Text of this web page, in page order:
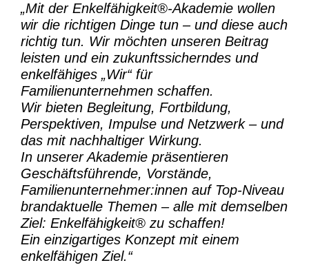
„Mit der Enkelfähigkeit®-Akademiewollen
wir die richtigen Dinge tun – und diese auch
richtig tun. Wir möchten unseren Beitrag
leisten und ein zukunftssicherndes und
enkelfähiges „Wir“ für
Familienunternehmen schaffen.
Wir bieten Begleitung, Fortbildung,
Perspektiven, Impulse und Netzwerk – und
das mit nachhaltiger Wirkung.
In unserer Akademie präsentieren
Geschäftsführende, Vorstände,
Familienunternehmer:innen auf Top-Niveau
brandaktuelle Themen – alle mit demselben
Ziel: Enkelfähigkeit® zu schaffen!
Ein einzigartiges Konzept mit einem
enkelfähigen Ziel.“